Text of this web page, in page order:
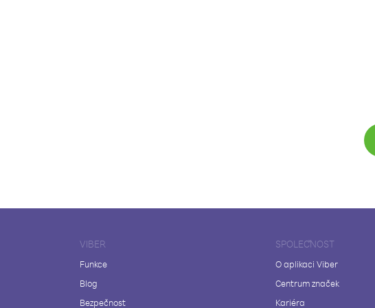
VIBER
Funkce
Blog
Bezpečnost
SPOLEČNOST
O aplikaci Viber
Centrum značek
Kariéra